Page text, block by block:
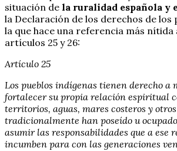
situación de la ruralidad española y
la Declaración de los derechos de los
la que hace una referencia más nítida
artículos 25 y 26:
Artículo 25
Los pueblos indígenas tienen derecho a
fortalecer su propia relación espiritual
territorios, aguas, mares costeros y
tradicionalmente han poseído u
asumir las responsabilidades que a ese
incumben para con las generaciones